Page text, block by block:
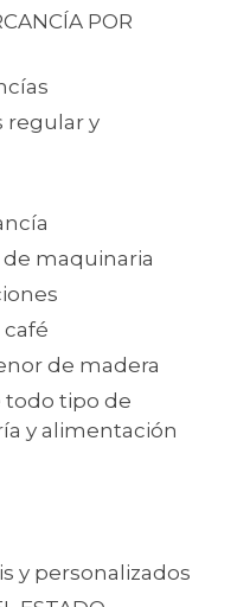
POR
regular y
maquinaria
café
de madera
todo tipo de
y alimentación
y personalizados